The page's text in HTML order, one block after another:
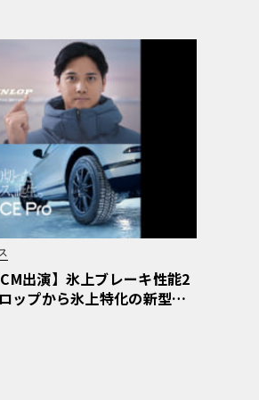
出演】氷上ブレーキ性能2
ップから氷上特化の新型ス
スプロ」が誕生